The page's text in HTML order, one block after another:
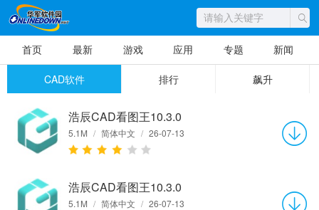
首页 最新 游戏 应用 专题 新闻
CAD软件 排行 飙升
浩辰CAD看图王10.3.0
5.1M / 简体中文 / 26-07-13
浩辰CAD看图王10.3.0
5.1M / 简体中文 / 26-07-13